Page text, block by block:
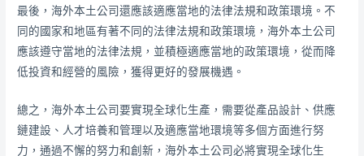
最後，海外本土公司還應該適應當地的法律法規和政策環境。不
同的國家和地區有著不同的法律法規和政策環境，海外本土公司
應該遵守當地的法律法規，並積極適應當地的政策環境，從而降
低投資和經營的風險，獲得更好的發展機遇。
總之，海外本土公司要實現全球化生產，需要從產品設計、供應
鏈建設、人才培養和管理以及適應當地環境等多個方面進行努
力，通過不懈的努力和創新，海外本土公司必將實現全球化生